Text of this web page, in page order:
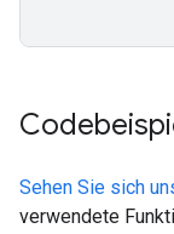
Sehen Sie sich
verwendete